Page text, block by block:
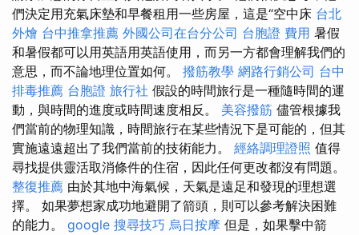
們決定用充氣床墊和早餐租用一些房屋，這是“空中床 台北
外燴 台中推拿推薦 外國公司在台分公司 台胞證 費用 暑假
和暑假都可以用英語用英語使用，而另一方都會理解我們的
意思，而不論地理位置如何。 撥筋教學 網路行銷公司 台中
排毒推薦 台胞證 旅行社 假設的時間旅行是一種隨時間的運
動，與時間的進度或時間速度相反。 美容撥筋 儘管根據我
們當前的物理知識，時間旅行在某些情況下是可能的，但其
實施遠遠超出了我們當前的技術能力。 經絡調理證照 值得
尋找提供靈活取消條件的住宿，因此任何更改都沒有問題。
整復推薦 由於其地中海氣候，天氣是遠足和發現的理想選
擇。 如果夢想家成功地避開了箭頭，則可以參考解決困難
的能力。 google 搜尋技巧 烏日按摩 但是，如果擊中箭